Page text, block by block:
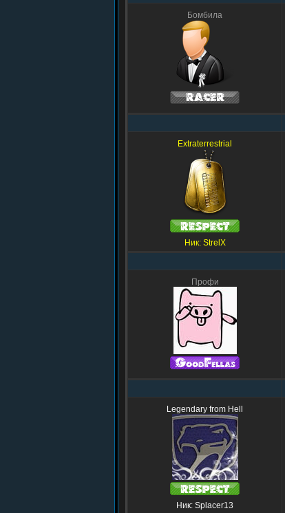
Бомбила
Extraterrestrial
Ник: StrelX
Профи
Legendary from Hell
Ник: Splacer13